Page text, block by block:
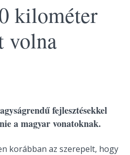
kilométer
volna
fejlesztésekkel
a magyar vonatoknak.
korábban az szerepelt, hogy